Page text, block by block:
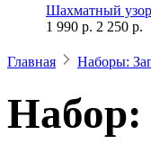
Шахматный узор
1 990 р. 2 250 р.
Главная Наборы: